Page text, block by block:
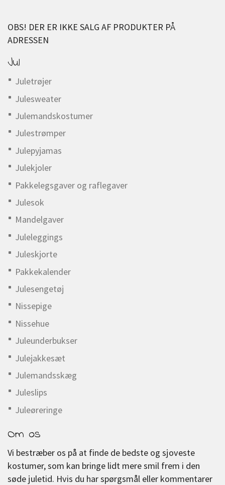
OBS! DER ER IKKE SALG AF PRODUKTER PÅ
ADRESSEN
Jul
Juletrøjer
Julesweater
Julemandskostumer
Julestrømper
Julepyjamas
Julekjoler
Pakkelegsgaver og raflegaver
Julesok
Mandelgaver
Juleleggings
Juleskjorte
Pakkekalender
Julesengetøj
Nissepige
Nissehue
Juleunderbukser
Julejakkesæt
Julemandsskæg
Juleslips
Juleøreringe
Om os
Vi bestræber os på at finde de bedste og sjoveste
kostumer, som kan bringe lidt mere smil frem i den
søde juletid. Hvis du har spørgsmål eller kommentarer